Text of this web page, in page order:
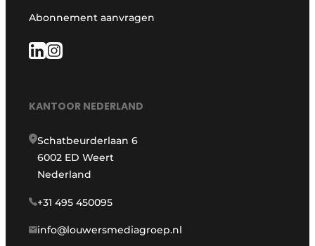
Abonnement aanvragen
KANTOOR NEDERLAND
Schatbeurderlaan 6
6002 ED Weert
Nederland
+31 495 450095
info@louwersmediagroep.nl